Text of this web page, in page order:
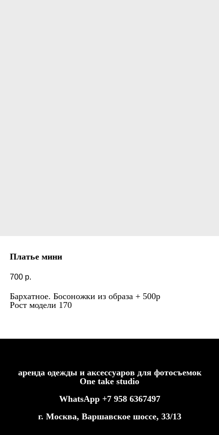
Платье мини
700 р.
Бархатное. Босоножки из образа + 500р
Рост модели 170
аренда одежды и аксессуаров для фотосъемок
One take studio
WhatsApp +7 958 6367497
г. Москва, Варшавское шоссе, 33/13